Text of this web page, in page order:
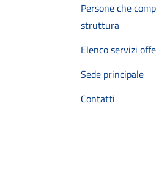
Persone che
struttura
Elenco servizi
Sede principale
Contatti